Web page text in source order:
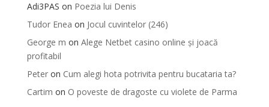
Adi3PAS on Poezia lui Denis
Tudor Enea on Jocul cuvintelor (246)
George m on Alege Netbet casino online și joacă
profitabil
Peteron Cum alegi hota potrivita pentru bucataria ta?
Cartim on O poveste de dragoste cu violete de Parma